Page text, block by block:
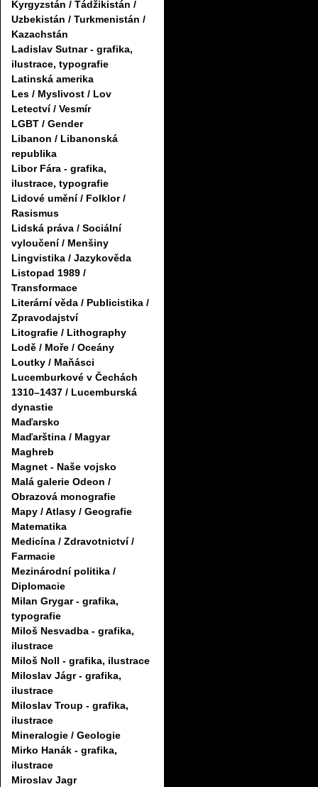
Kyrgyzstán / Tádžikistán /
Uzbekistán / Turkmenistán /
Kazachstán
Ladislav Sutnar - grafika,
ilustrace, typografie
Latinská amerika
Les / Myslivost / Lov
Letectví / Vesmír
LGBT / Gender
Libanon / Libanonská
republika
Libor Fára - grafika,
ilustrace, typografie
Lidové umění / Folklor /
Rasismus
Lidská práva / Sociální
vyloučení / Menšiny
Lingvistika / Jazykověda
Listopad 1989 /
Transformace
Literární věda / Publicistika /
Zpravodajství
Litografie / Lithography
Lodě / Moře / Oceány
Loutky / Maňásci
Lucemburkové v Čechách
1310–1437 / Lucemburská
dynastie
Maďarsko
Maďarština / Magyar
Maghreb
Magnet - Naše vojsko
Malá galerie Odeon /
Obrazová monografie
Mapy / Atlasy / Geografie
Matematika
Medicína / Zdravotnictví /
Farmacie
Mezinárodní politika /
Diplomacie
Milan Grygar - grafika,
typografie
Miloš Nesvadba - grafika,
ilustrace
Miloš Noll - grafika, ilustrace
Miloslav Jágr - grafika,
ilustrace
Miloslav Troup - grafika,
ilustrace
Mineralogie / Geologie
Mirko Hanák - grafika,
ilustrace
Miroslav Jagr